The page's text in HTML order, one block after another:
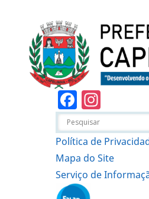
Facebook
Política de
Mapa do Site
Serviço de